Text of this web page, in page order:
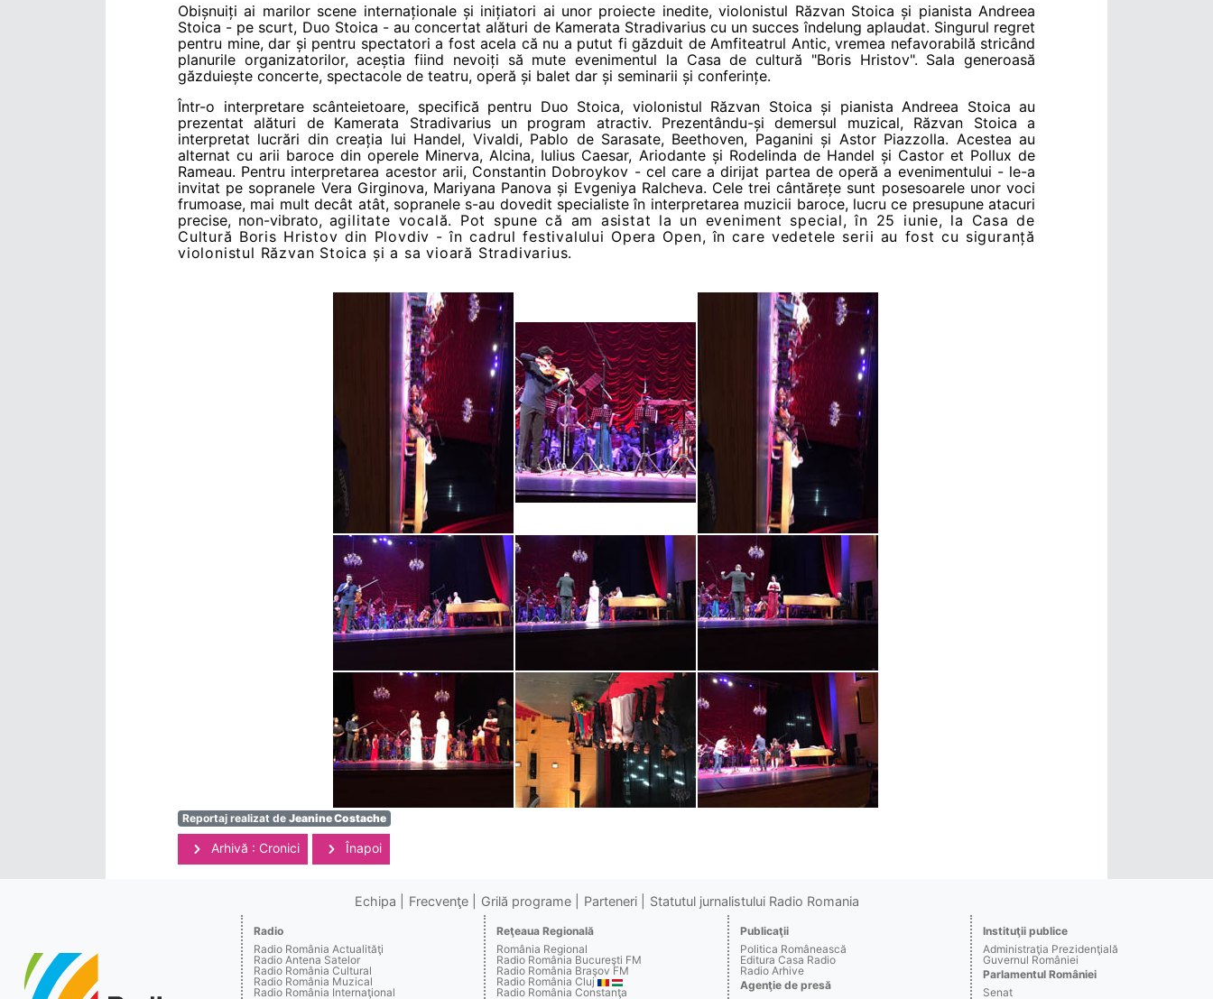
Obișnuiți ai marilor scene internaționale și inițiatori ai unor proiecte inedite, violonistul Răzvan Stoica și pianista Andreea
Stoica - pe scurt, Duo Stoica - au concertat alături de Kamerata Stradivarius cu un succes îndelung aplaudat. Singurul regret
pentru mine, dar și pentru spectatori a fost acela că nu a putut fi găzduit de Amfiteatrul Antic, vremea nefavorabilă stricând
planurile organizatorilor, aceștia fiind nevoiți să mute evenimentul la Casa de cultură "Boris Hristov". Sala generoasă
găzduiește concerte, spectacole de teatru, operă și balet dar și seminarii și conferințe.
Într-o interpretare scânteietoare, specifică pentru Duo Stoica, violonistul Răzvan Stoica și pianista Andreea Stoica au
prezentat alături de Kamerata Stradivarius un program atractiv. Prezentându-și demersul muzical, Răzvan Stoica a
interpretat lucrări din creația lui Handel, Vivaldi, Pablo de Sarasate, Beethoven, Paganini și Astor Piazzolla. Acestea au
alternat cu arii baroce din operele Minerva, Alcina, Iulius Caesar, Ariodante și Rodelinda de Handel și Castor et Pollux de
Rameau. Pentru interpretarea acestor arii, Constantin Dobroykov - cel care a dirijat partea de operă a evenimentului - le-a
invitat pe sopranele Vera Girginova, Mariyana Panova și Evgeniya Ralcheva. Cele trei cântărețe sunt posesoarele unor voci
frumoase, mai mult decât atât, sopranele s-au dovedit specialiste în interpretarea muzicii baroce, lucru ce presupune atacuri
precise, non-vibrato, agilitate vocală. Pot spune că am asistat la un eveniment special, în 25 iunie, la Casa de
Cultură Boris Hristov din Plovdiv - în cadrul festivalului Opera Open, în care vedetele serii au fost cu siguranță
violonistul Răzvan Stoica și a sa vioară Stradivarius.
Reportaj realizat de Jeanine Costache
Arhivă : Cronici Înapoi
Echipa Frecvenţe Grilă programe Parteneri Statutul jurnalistului Radio Romania
Radio
Radio România Actualităţi
Radio Antena Satelor
Radio România Cultural
Radio România Muzical
Radio România Internaţional
Reţeaua Regională
România Regional
Radio România Bucureşti FM
Radio România Braşov FM
Radio România Cluj
Radio România Constanţa
Publicaţii
Politica Românească
Editura Casa Radio
Radio Arhive
Agenţie de presă
Instituţii publice
Administraţia Prezidenţială
Guvernul României
Parlamentul României
Senat